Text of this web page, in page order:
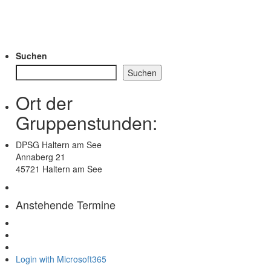
Suchen
Suchen
Ort der
Gruppenstunden:
DPSG Haltern am See
Annaberg 21
45721 Haltern am See
Anstehende Termine
Login with Microsoft365